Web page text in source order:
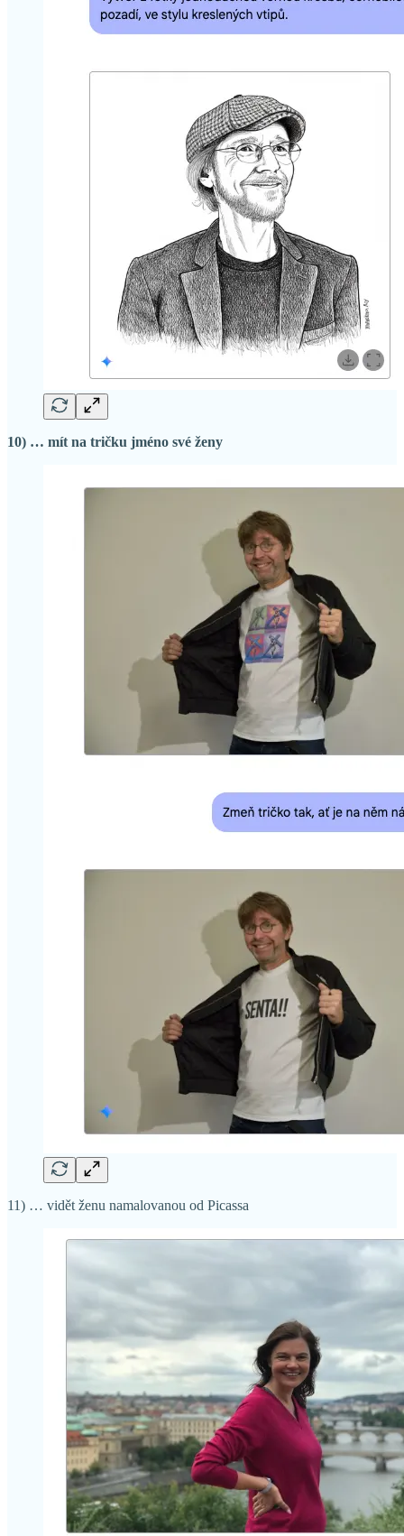
10) … mít na tričku jméno své ženy
11) … vidět ženu namalovanou od Picassa